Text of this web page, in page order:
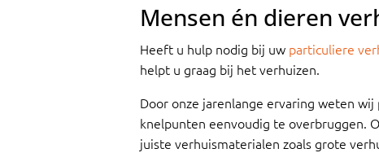
Mensen én dieren
Heeft u hulp nodig bij uw particuliere
helpt u graag bij het verhuizen.
Door onze jarenlange ervaring weten
knelpunten eenvoudig te overbruggen.
juiste verhuismaterialen zoals grote